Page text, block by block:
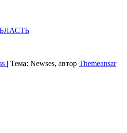
| Тема: Newses, автор Themeansar